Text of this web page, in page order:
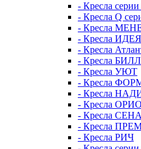
- Кресла
- Кресла Q
- Кресла
- Кресла ИДЕЯ
- Кресла
- Кресла БИЛЛ
- Кресла УЮТ
- Кресла
- Кресла
- Кресла
- Кресла
- Кресла
- Кресла РИЧ